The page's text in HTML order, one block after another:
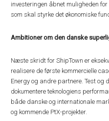
investeringen åbnet muligheden
som skal styrke det økonomiske
Ambitioner om den danske
Næste skridt for ShipTown er
realisere de første kommercielle
Energy og andre partnere. Test og
dokumentere teknologiens
både danske og internationale
og kommende PtX-projekter.